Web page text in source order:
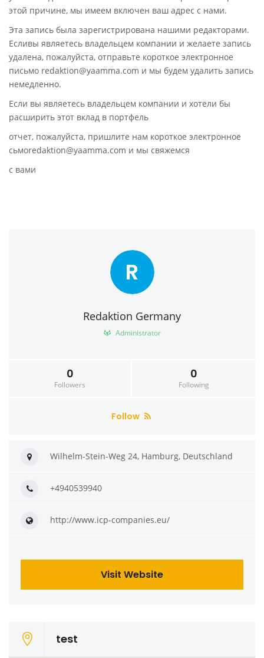
этой причине, мы имеем включен ваш адрес с нами.
Эта запись была зарегистрирована нашими редакторами.
Есливы являетесь владельцем компании и желаете запись
удалена, пожалуйста, отправьте короткое электронное
письмо redaktion@yaamma.com и мы будем удалить запись
немедленно.
Если вы являетесь владельцем компании и хотели бы
расширить этот вклад в портфель
отчет, пожалуйста, пришлите нам короткое электронное
сьмоredaktion@yaamma.com и мы свяжемся
с вами
R
Redaktion Germany
Administrator
0
Followers
0
Following
Follow
Wilhelm-Stein-Weg 24, Hamburg, Deutschland
+4940539940
http://www.icp-companies.eu/
Visit Website
test